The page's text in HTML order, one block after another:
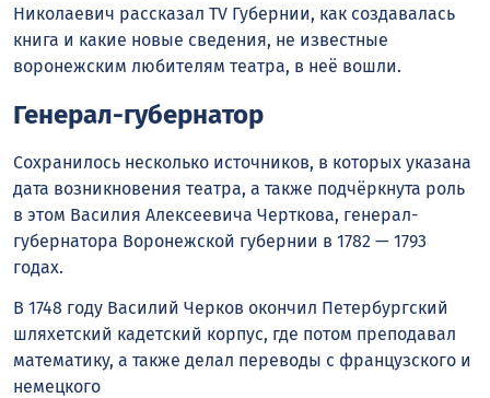
Николаевич рассказал TV Губернии, как создавалась
книга и какие новые сведения, не известные
воронежским любителям театра, в неё вошли.
Генерал-губернатор
Сохранилось несколько источников, в которых указана
дата возникновения театра, а также подчёркнута роль
в этом Василия Алексеевича Черткова, генерал-
губернатора Воронежской губернии в 1782 — 1793
годах.
В 1748 году Василий Черков окончил Петербургский
шляхетский кадетский корпус, где потом преподавал
математику, а также делал переводы с французского и
немецкого